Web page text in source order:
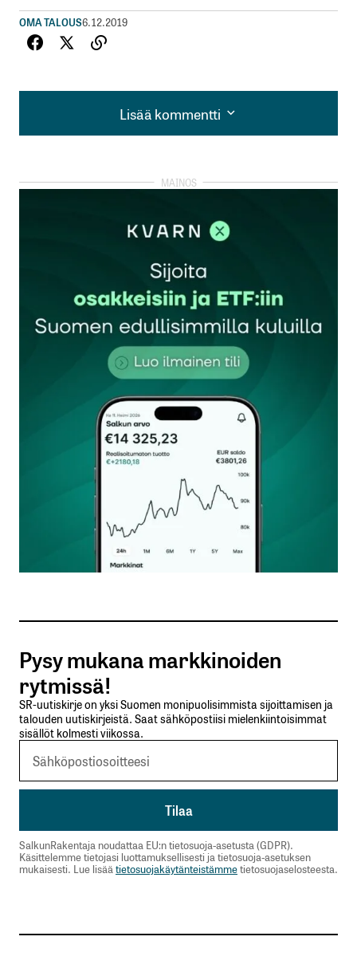
OMA TALOUS6.12.2019
Lisää kommentti
Lisää kommentti
kirjautua
rekisteröityä
Sähköpostiosoitettasi ei julkaista.Pakolliset
kentät on merkitty*
Kommentti*
Nimesi tai nimimerkkisi
Sähköpostiosoitteesi
Tilaa SalkunRakentajan uutiskirje
Lähetä kommentti
Pysy mukana markkinoiden
rytmissä!
SR-uutiskirje on yksi Suomen monipuolisimmista sijoittamisen ja
talouden uutiskirjeistä. Saat sähköpostiisi mielenkiintoisimmat
sisällöt kolmesti viikossa.
SalkunRakentaja noudattaa EU:n tietosuoja-asetusta (GDPR).
Käsittelemme tietojasi luottamuksellisesti ja tietosuoja-asetuksen
mukaisesti. Lue lisäätietosuojakäytänteistämmetietosuojaselosteesta.